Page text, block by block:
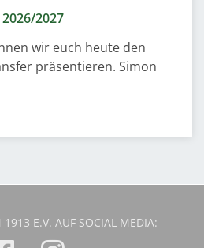
2027
wir euch heute den
präsentieren. Simon
1913 E.V. AUF SOCIAL MEDIA: